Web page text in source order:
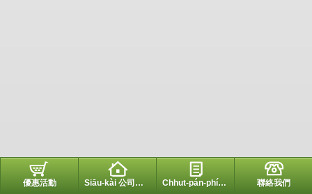
優惠活動 Siāu-kài 公司紹介 Chhut-pán-phín 出版品 聯絡我們